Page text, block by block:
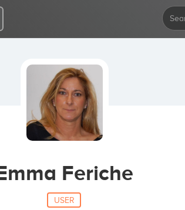
Feriche
USER